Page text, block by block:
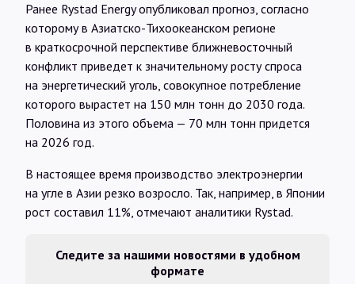
Ранее Rystad Energy опубликовал прогноз, согласно
которому в Азиатско-Тихоокеанском регионе
в краткосрочной перспективе ближневосточный
конфликт приведет к значительному росту спроса
на энергетический уголь, совокупное потребление
которого вырастет на 150 млн тонн до 2030 года.
Половина из этого объема — 70 млн тонн придется
на 2026 год.
В настоящее время производство электроэнергии
на угле в Азии резко возросло. Так, например, в Японии
рост составил 11%, отмечают аналитики Rystad.
Следите за нашими новостями в удобном
формате